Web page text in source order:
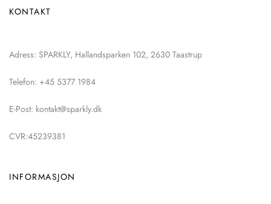
KONTAKT
Adress: SPARKLY, Hallandsparken 102, 2630 Taastrup
Telefon: +45 5377 1984
E-Post: kontakt@sparkly.dk
CVR:45239381
INFORMASJON